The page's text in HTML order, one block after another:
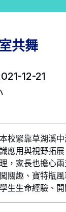
共舞
12-21
校緊靠草湖溪
應用與視野拓
，家長也擔心
關趣、寶特瓶
生生命經驗、開